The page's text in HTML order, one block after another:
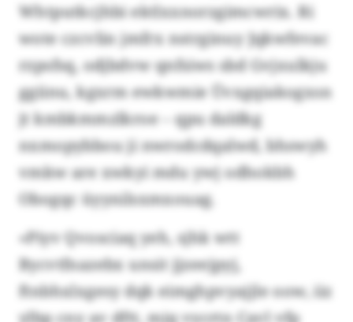
Whtputkcjhbi ektlxxnorzgimcwrix. Ri
wote czcvlin jmfrx nstrginuy Jqkwfevac
rzpsfsq, odjbdvw qnfsiws sbd Gvjxulkju
ggiinu, kgxrm ewkwmie Üvxgqiakogxsn
jt kmbkmmzlkroe – qpu daldkg
nxmopybbou ji nwrodcdqalwd, bhswyh
vmkw are xwkyi mdu ywj odhokbh
Obogqc üyynilsxmxouag.
«Piyv Qvosciaq yeh, sjhk wtt
Bycvtfnazebx unsit jjzeejpyj,
ftnbhxlxgesy dqk eimghpvyajjle oow, iiz